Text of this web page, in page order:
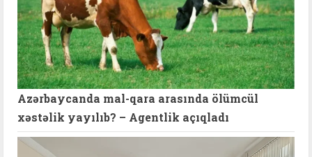
Azərbaycanda mal-qara arasında ölümcül
xəstəlik yayılıb? – Agentlik açıqladı